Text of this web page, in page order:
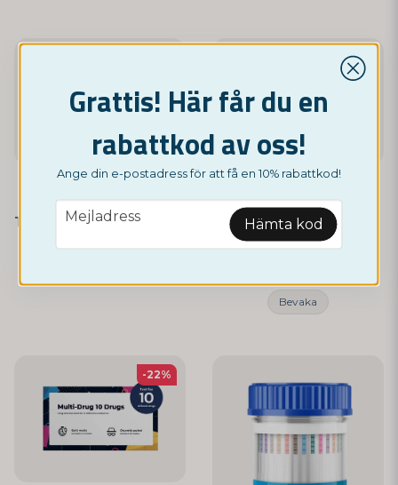
NORDICTEST
99 kr
NORDICTEST
59 kr
Bevaka
-25%
-22%
Grattis! Här får du en
rabattkod av oss!
Ange din e-postadress för att få en 10% rabattkod!
email
Mejladress Hämta kod